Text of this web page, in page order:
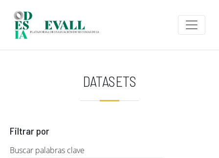
DATASETS
Filtrar por
Buscar palabras clave